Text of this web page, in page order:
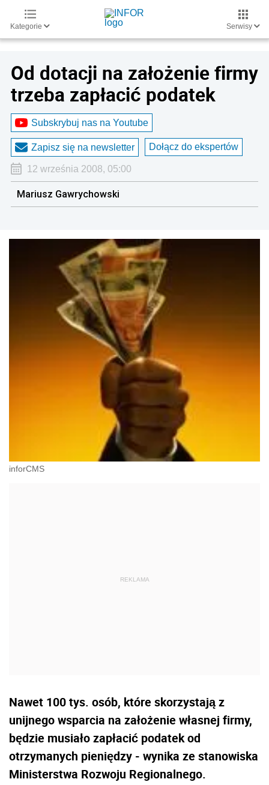
Kategorie Serwisy
Od dotacji na założenie firmy
trzeba zapłacić podatek
Subskrybuj nas na Youtube
Zapisz się na newsletter Dołącz do ekspertów
12 września 2008, 05:00
Mariusz Gawrychowski
inforCMS
Nawet 100 tys. osób, które skorzystają z
unijnego wsparcia na założenie własnej firmy,
będzie musiało zapłacić podatek od
otrzymanych pieniędzy - wynika ze stanowiska
Ministerstwa Rozwoju Regionalnego.